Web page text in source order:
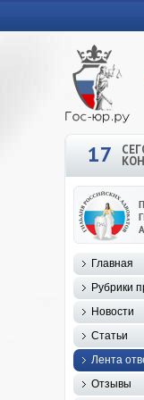
17
Главная
Рубрики
Новости
Статьи
Лента
Отзывы